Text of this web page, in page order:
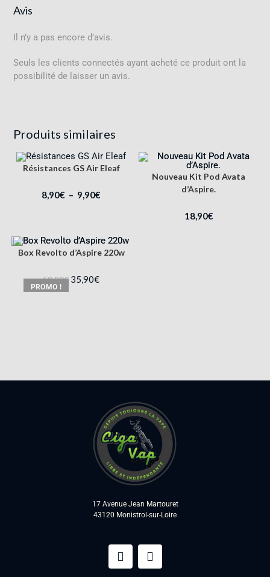
Avis
Il n’y a pas encore d’avis.
Seuls les clients connectés ayant acheté ce produit ont la
possibilité de laisser un avis.
Produits similaires
Résistances GS Air Eleaf
8,90€ – 9,90€
Nouveau Kit Pod Avata
d’Aspire.
18,90€
PROMO !
Box Revolto d’Aspire 220w
59,90€ 35,90€
17 Avenue Jean Martouret
43120 Monistrol-sur-Loire